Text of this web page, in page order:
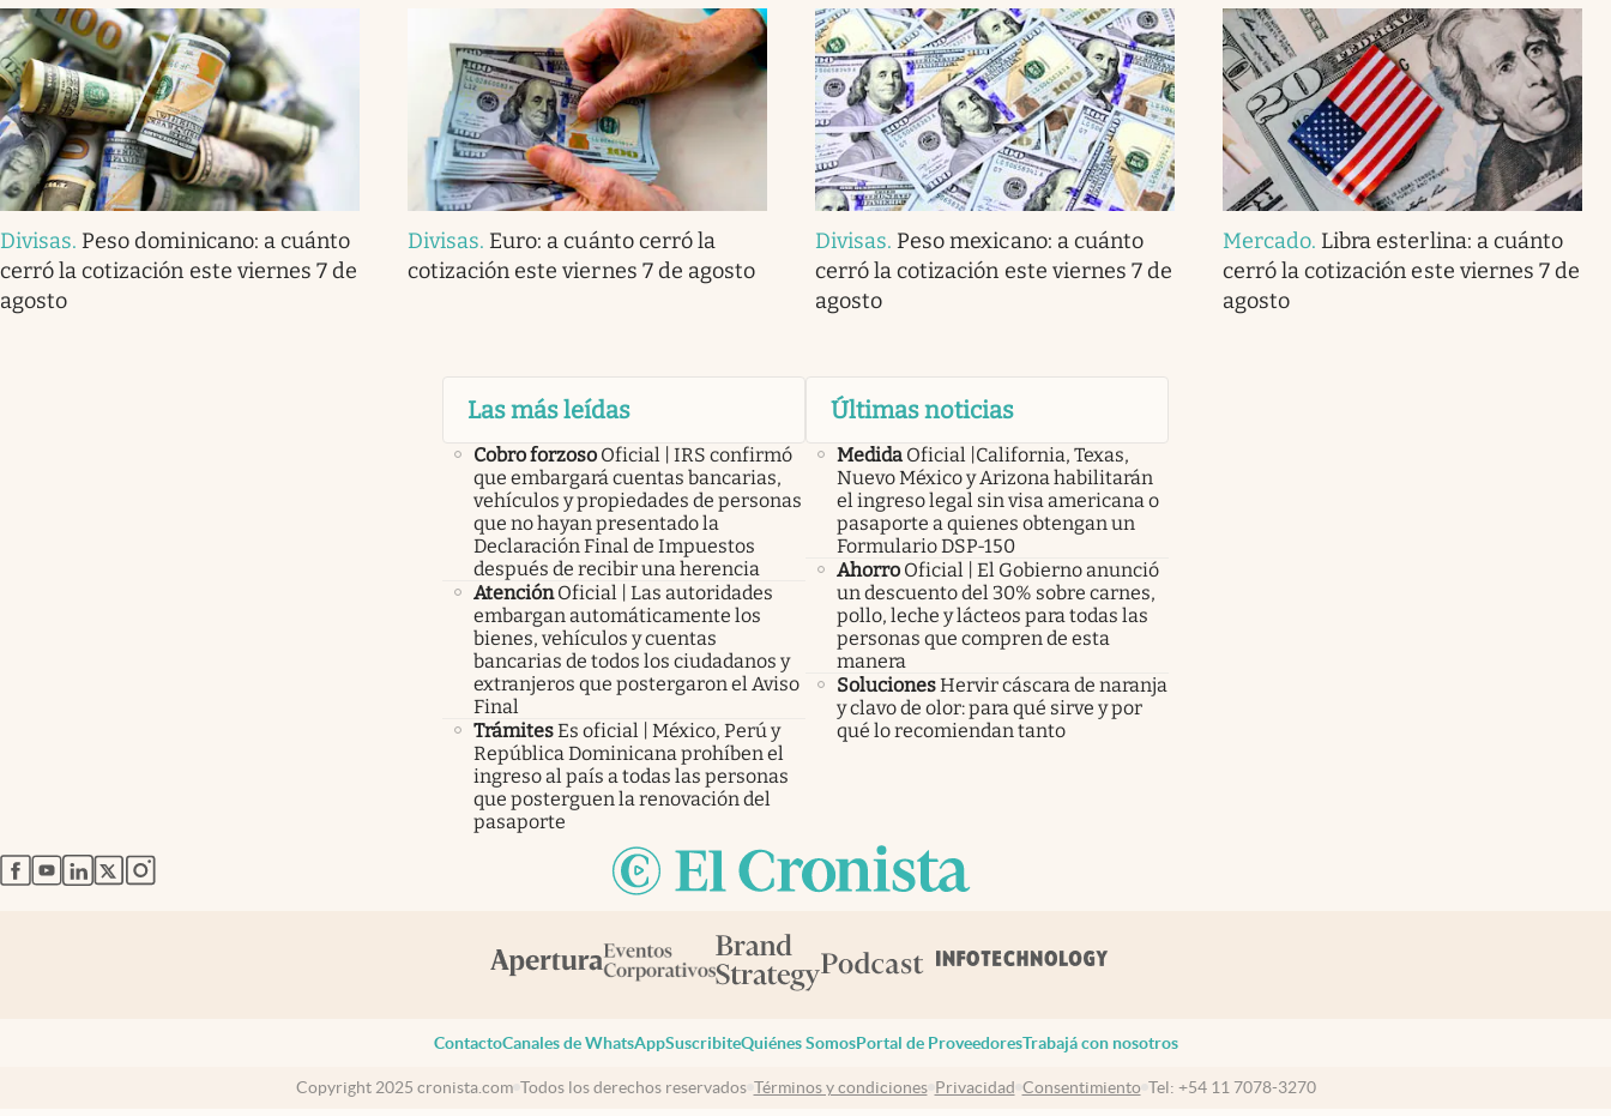
Divisas. Peso dominicano: a cuánto
cerró la cotización este viernes 7 de
agosto
Divisas. Euro: a cuánto cerró la
cotización este viernes 7 de agosto
Divisas. Peso mexicano: a cuánto
cerró la cotización este viernes 7 de
agosto
Mercado. Libra esterlina: a cuánto
cerró la cotización este viernes 7 de
agosto
Las más leídas
Cobro forzoso Oficial | IRS confirmó
que embargará cuentas bancarias,
vehículos y propiedades de personas
que no hayan presentado la
Declaración Final de Impuestos
después de recibir una herencia
Atención Oficial | Las autoridades
embargan automáticamente los
bienes, vehículos y cuentas
bancarias de todos los ciudadanos y
extranjeros que postergaron el Aviso
Final
TrámitesEs oficial | México, Perú y
República Dominicana prohíben el
ingreso al país a todas las personas
que posterguen la renovación del
pasaporte
Últimas noticias
Medida Oficial |California, Texas,
Nuevo México y Arizona habilitarán
el ingreso legal sin visa americana o
pasaporte a quienes obtengan un
Formulario DSP-150
Ahorro Oficial | El Gobierno anunció
un descuento del 30% sobre carnes,
pollo, leche y lácteos para todas las
personas que compren de esta
manera
SolucionesHervir cáscara de naranja
y clavo de olor: para qué sirve y por
qué lo recomiendan tanto
abre en nueva pestaña
abre en nueva pestaña
abre en nueva pestaña
abre en nueva pestaña
abre en nueva pestaña
ContactoCanales de WhatsAppSuscribiteQuiénes SomosPortal de ProveedoresTrabajá con nosotros
Copyright 2025 cronista.com Todos los derechos reservados Términos y condiciones Privacidad Consentimiento Tel: +54 11 7078-3270